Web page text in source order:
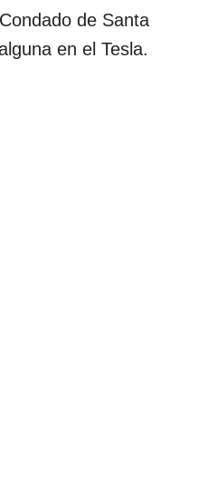
de Santa
en el Tesla.